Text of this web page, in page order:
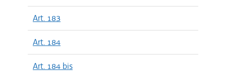
Art. 183
Art. 184
Art. 184 bis